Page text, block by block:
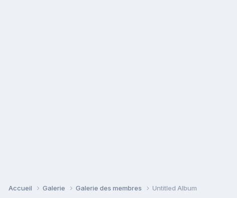
Accueil Galerie Galerie des membres Untitled Album